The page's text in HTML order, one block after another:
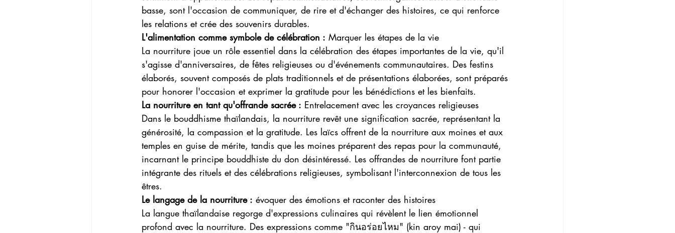
basse, sont l'occasion de communiquer, de rire et d'échanger des histoires, ce qui renforce
les relations et crée des souvenirs durables.
L'alimentation comme symbole de célébration : Marquer les étapes de la vie
La nourriture joue un rôle essentiel dans la célébration des étapes importantes de la vie, qu'il
s'agisse d'anniversaires, de fêtes religieuses ou d'événements communautaires. Des festins
élaborés, souvent composés de plats traditionnels et de présentations élaborées, sont préparés
pour honorer l'occasion et exprimer la gratitude pour les bénédictions et les bienfaits.
La nourriture en tant qu'offrande sacrée : Entrelacement avec les croyances religieuses
Dans le bouddhisme thaïlandais, la nourriture revêt une signification sacrée, représentant la
générosité, la compassion et la gratitude. Les laïcs offrent de la nourriture aux moines et aux
temples en guise de mérite, tandis que les moines préparent des repas pour la communauté,
incarnant le principe bouddhiste du don désintéressé. Les offrandes de nourriture font partie
intégrante des rituels et des célébrations religieuses, symbolisant l'interconnexion de tous les
êtres.
Le langage de la nourriture : évoquer des émotions et raconter des histoires
La langue thaïlandaise regorge d'expressions culinaires qui révèlent le lien émotionnel
profond avec la nourriture. Des expressions comme "กินอร่อยไหม" (kin aroy mai) - qui